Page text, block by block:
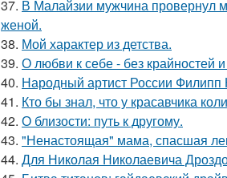
37. В Малайзии мужчина провернул
женой.
38. Мой характер из детства.
39. О любви к себе - без крайностей
40. Народный артист России Филипп
41. Кто бы знал, что у красавчика
42. О близости: путь к другому.
43. "Ненастоящая" мама, спасшая
44. Для Николая Николаевича